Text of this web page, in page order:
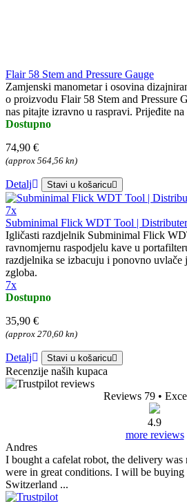
Flair 58 Stem and Pressure Gauge
Zamjenski manometar i osovina
o proizvodu Flair 58 Stem and Pressure
nas pitajte izravno u raspravi. Prijeđite
Dostupno
74,90 €
(approx 564,56 kn)
Detalj Stavi u košaricu
7x
Subminimal Flick WDT Tool |
Igličasti razdjelnik Subminimal Flick
ravnomjernu raspodjelu kave u
razdjelnika se izbacuju i ponovno uvlače
zgloba.
7x
Dostupno
35,90 €
(approx 270,60 kn)
Detalj Stavi u košaricu
Recenzije naših kupaca
Reviews 79 •
4.9
more reviews
Andres
I bought a cafelat robot, the delivery was
were in great conditions. I will be
Switzerland ...